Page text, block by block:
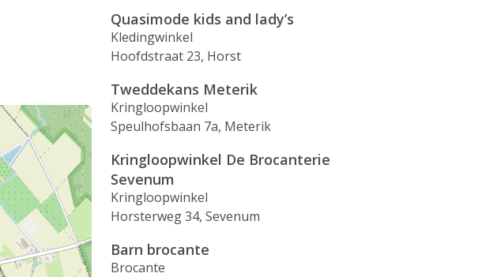
Quasimode kids and lady’s
Kledingwinkel
Hoofdstraat 23, Horst
Tweddekans Meterik
Kringloopwinkel
Speulhofsbaan 7a, Meterik
Kringloopwinkel De Brocanterie
Sevenum
Kringloopwinkel
Horsterweg 34, Sevenum
Barn brocante
Brocante